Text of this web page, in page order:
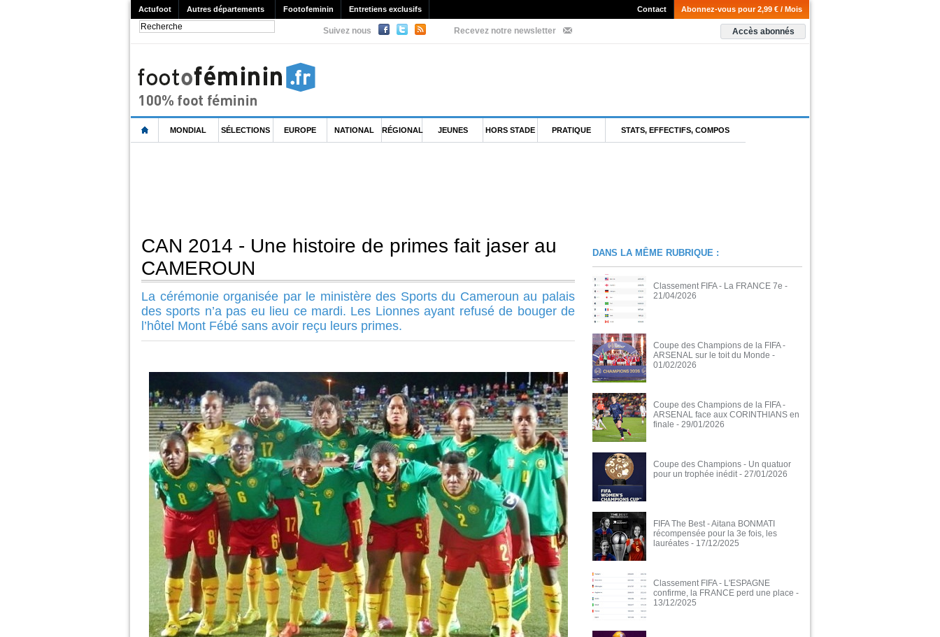
Actufoot Autres départements Footofeminin Entretiens exclusifs Abonnez-vous pour 2,99 € / Mois
Contact
Suivez nous Recevez notre newsletter Accès abonnés
MONDIAL SÉLECTIONS EUROPE NATIONAL RÉGIONAL JEUNES HORS STADE PRATIQUE STATS, EFFECTIFS, COMPOS
CAN 2014 - Une histoire de primes fait jaser au
CAMEROUN
La cérémonie organisée par le ministère des Sports du Cameroun au palais
des sports n’a pas eu lieu ce mardi. Les Lionnes ayant refusé de bouger de
l’hôtel Mont Fébé sans avoir reçu leurs primes.
DANS LA MÊME RUBRIQUE :
Classement FIFA - La FRANCE 7e -
21/04/2026
Coupe des Champions de la FIFA -
ARSENAL sur le toit du Monde -
01/02/2026
Coupe des Champions de la FIFA -
ARSENAL face aux CORINTHIANS en
finale - 29/01/2026
Coupe des Champions - Un quatuor
pour un trophée inédit - 27/01/2026
FIFA The Best - Aitana BONMATI
récompensée pour la 3e fois, les
lauréates - 17/12/2025
Classement FIFA - L'ESPAGNE
confirme, la FRANCE perd une place -
13/12/2025